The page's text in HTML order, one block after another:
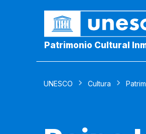
Patrimonio Cultural
UNESCO Cultura